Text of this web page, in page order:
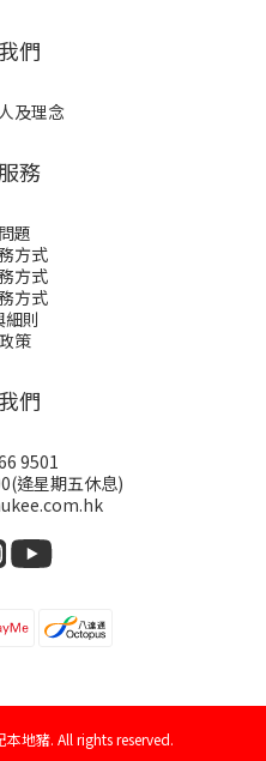
們
及理念
務
題
方式
方式
方式
細則
策
們
9501
逄星期五休息)
地豬. All rights reserved.